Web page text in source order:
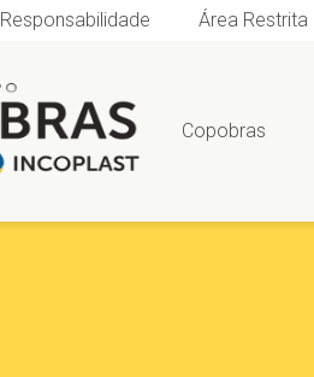
Responsabilidade Área Restrita
Copobras